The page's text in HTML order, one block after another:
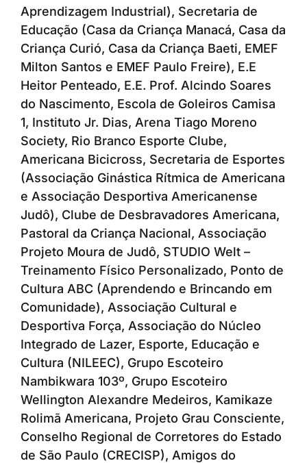
Aprendizagem Industrial), Secretaria de
Educação (Casa da Criança Manacá, Casa da
Criança Curió, Casa da Criança Baeti, EMEF
Milton Santos e EMEF Paulo Freire), E.E
Heitor Penteado, E.E. Prof. Alcindo Soares
do Nascimento, Escola de Goleiros Camisa
1, Instituto Jr. Dias, Arena Tiago Moreno
Society, Rio Branco Esporte Clube,
Americana Bicicross, Secretaria de Esportes
(Associação Ginástica Rítmica de Americana
e Associação Desportiva Americanense
Judô), Clube de Desbravadores Americana,
Pastoral da Criança Nacional, Associação
Projeto Moura de Judô, STUDIO Welt –
Treinamento Físico Personalizado, Ponto de
Cultura ABC (Aprendendo e Brincando em
Comunidade), Associação Cultural e
Desportiva Força, Associação do Núcleo
Integrado de Lazer, Esporte, Educação e
Cultura (NILEEC), Grupo Escoteiro
Nambikwara 103º, Grupo Escoteiro
Wellington Alexandre Medeiros, Kamikaze
Rolimã Americana, Projeto Grau Consciente,
Conselho Regional de Corretores do Estado
de São Paulo (CRECISP), Amigos do